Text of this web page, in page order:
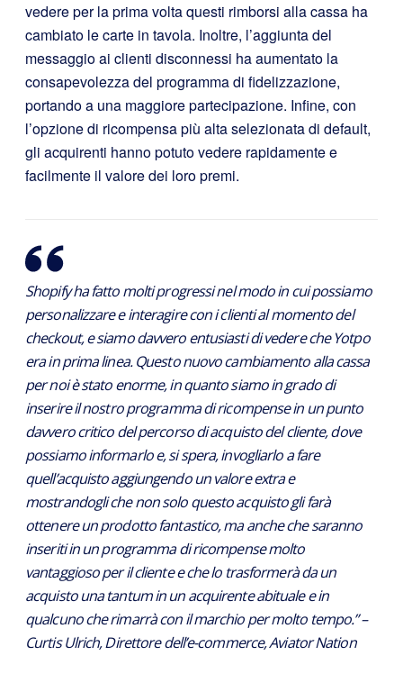
vedere per la prima volta questi rimborsi alla cassa ha
cambiato le carte in tavola. Inoltre, l’aggiunta del
messaggio ai clienti disconnessi ha aumentato la
consapevolezza del programma di fidelizzazione,
portando a una maggiore partecipazione. Infine, con
l’opzione di ricompensa più alta selezionata di default,
gli acquirenti hanno potuto vedere rapidamente e
facilmente il valore dei loro premi.
Shopify ha fatto molti progressi nel modo in cui possiamo
personalizzare e interagire con i clienti al momento del
checkout, e siamo davvero entusiasti di vedere che Yotpo
era in prima linea. Questo nuovo cambiamento alla cassa
per noi è stato enorme, in quanto siamo in grado di
inserire il nostro programma di ricompense in un punto
davvero critico del percorso di acquisto del cliente, dove
possiamo informarlo e, si spera, invogliarlo a fare
quell’acquisto aggiungendo un valore extra e
mostrandogli che non solo questo acquisto gli farà
ottenere un prodotto fantastico, ma anche che saranno
inseriti in un programma di ricompense molto
vantaggioso per il cliente e che lo trasformerà da un
acquisto una tantum in un acquirente abituale e in
qualcuno che rimarrà con il marchio per molto tempo.” –
Curtis Ulrich, Direttore dell’e-commerce, Aviator Nation